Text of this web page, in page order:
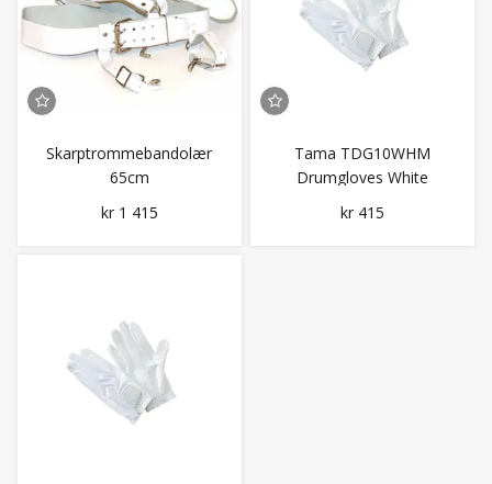
Skarptrommebandolær
65cm
kr 1 415
Tama TDG10WHM
Drumgloves White
kr 415